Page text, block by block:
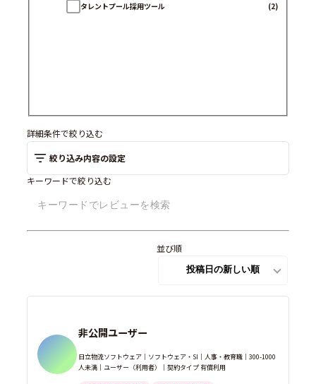
タレントプール採用ツール (2)
詳細条件で絞り込む
絞り込み内容の設定
キーワードで絞り込む
並び順
非公開ユーザー
日立物流ソフトウェア｜ソフトウェア・SI｜人事・教育職｜300-1000
人未満｜ユーザー（利用者）｜契約タイプ 有償利用